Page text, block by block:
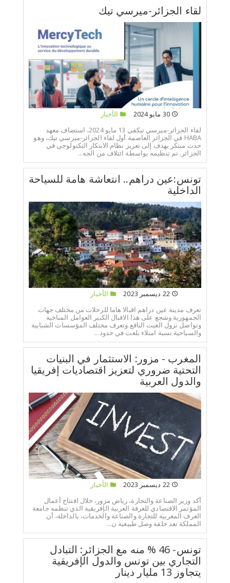
لقاء الجزائر-ميرسي تيك
30 مايو 2024
الأخبار
لقاء الجزائر-ميرسي تيكفي 13 مايو 2024، استضاف معهد
HABA في الجزائر العاصمة أول لقاء الجزائر-ميرسي تيك، وهو
حدث مبتكر يهدف إلى تعزيز نظام الابتكار التكنولوجي في
الجزائر. تم تنظيمه بواسطة ائتلاف من الجه...
تونس:عين دراهم.. انتعاشة هامة للسياحة
الداخلية
22 ديسمبر 2023
الأخبار
تعرف مدينة عين دراهم اقبالا هاما للرحلات من مختلف جهات
الجمهورية وشجع على هذا الاقبال الكبير العوامل المناخية
وتواصل نزول الغيث النافع.وتعرف مختلف المؤسسات الشبابية
والسياحية نسبة امتلاء بلغت في حدود...
المغرب - مزور: الاستثمار في البنيات
التحتية ضروري لتعزيز اقتصاديات إفريقيا
والدول العربية
22 ديسمبر 2023
الأخبار
أكد وزير الصناعة والتجارة، رياض مزور، خلال افتتاح أعمال
المؤتمر الاقتصادي للغرفة العربية الإفريقية الذي تنظمه جامعة
الغرف المغربية للتجارة والصناعة والخدمات، بالداخلة، أن
المملكة تعد حلقة وصل طبيعية ن...
تونس- 46 % منه مع الجزائر: التبادل
التجاري بين تونس والدول الإفريقية
يتجاوز 13 مليار دينار